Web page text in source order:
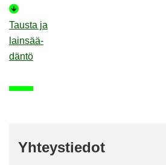
Taus­ta ja
lain­sää­
dän­tö
Yh­teys­tie­dot